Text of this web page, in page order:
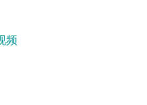
频